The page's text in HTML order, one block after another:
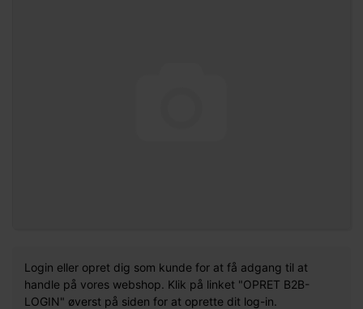
Login eller opret dig som kunde for at få adgang til at
handle på vores webshop. Klik på linket "OPRET B2B-
LOGIN" øverst på siden for at oprette dit log-in.